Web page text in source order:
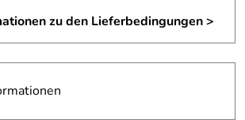
zu den Lieferbedingungen >